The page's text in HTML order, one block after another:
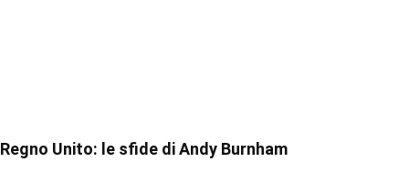
Regno Unito: le sfide di Andy Burnham